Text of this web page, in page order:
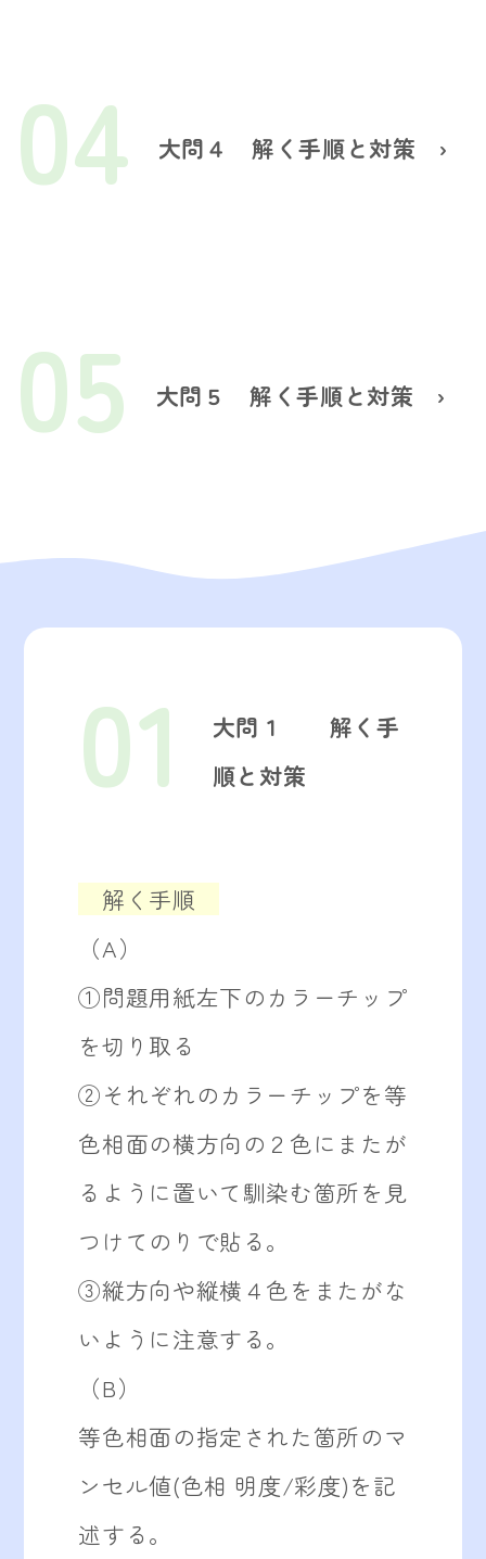
04 大問４ 解く手順と対策 ›
05 大問５ 解く手順と対策 ›
01
大問１ 解く手
順と対策
解く手順
（A）
①問題用紙左下のカラーチップ
を切り取る
②それぞれのカラーチップを等
色相面の横方向の２色にまたが
るように置いて馴染む箇所を見
つけてのりで貼る。
③縦方向や縦横４色をまたがな
いように注意する。
（B）
等色相面の指定された箇所のマ
ンセル値(色相 明度/彩度)を記
述する。